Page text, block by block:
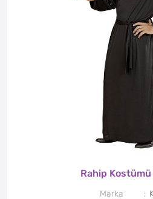
Rahip
Marka